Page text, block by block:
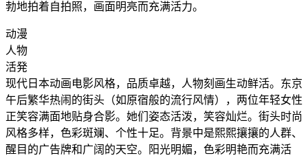
勃地拍着自拍照，画面明亮而充满活力。
动漫
人物
活発
现代日本动画电影风格，品质卓越，人物刻画生动鲜活。东京
午后繁华热闹的街头（如原宿般的流行风情），两位年轻女性
正笑容满面地贴身合影。她们姿态活泼，笑容灿烂。街头时尚
风格多样，色彩斑斓、个性十足。背景中是熙熙攘攘的人群、
醒目的广告牌和广阔的天空。阳光明媚，色彩明艳而充满活